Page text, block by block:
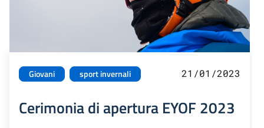
Giovani sport invernali 21/01/2023
Cerimonia di apertura EYOF 2023